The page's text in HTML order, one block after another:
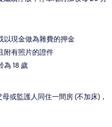
以現金做為雜費的押金
附有照片的證件
為 18 歲
或監護人同住一間房 (不加床)，